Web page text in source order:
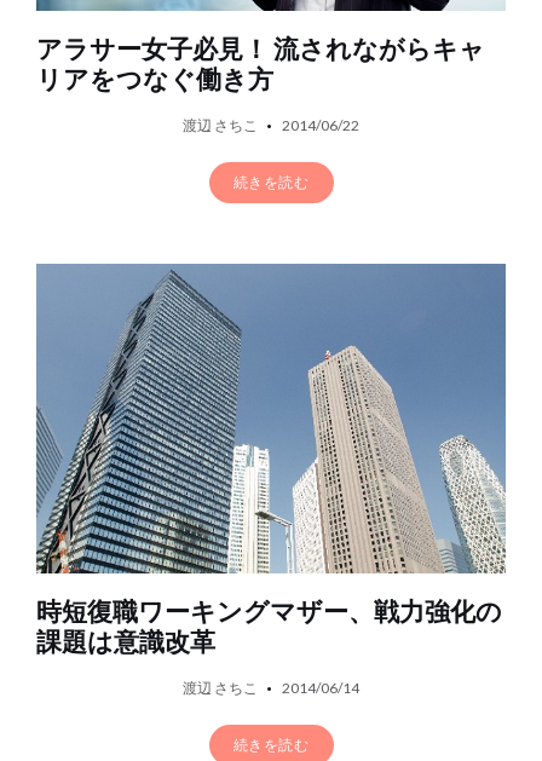
アラサー女子必見！ 流されながらキャ
リアをつなぐ働き方
渡辺 さちこ 2014/06/22
続きを読む
時短復職ワーキングマザー、戦力強化の
課題は意識改革
渡辺 さちこ 2014/06/14
続きを読む